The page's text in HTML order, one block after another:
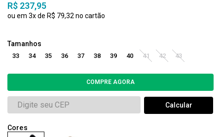
R$ 237,95
3x R$ 79,32
33 34 35 36 37 38 39 40 41 42 43